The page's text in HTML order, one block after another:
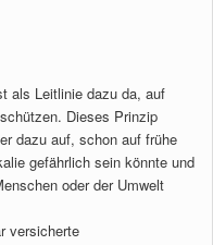
als Leitlinie dazu da, auf
Dieses Prinzip
dazu auf, schon auf frühe
gefährlich sein könnte und
oder der Umwelt
versicherte